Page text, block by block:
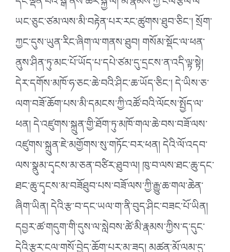
ཡང་ཅུང་ཙམ་ལས་མི་བརྟེན་པར་རང་ཚུགས་ཐུབ་ཅིང༌། སྲོག་
ཀྱང་དུས་ཡུན་རིང་ཞིག་ལ་གནས་ཐུབ། གསོམ་སྡོང་ལ་ཕན་
ནུས་ཤིན་ཏུ་མང་པོ་ཡོད་པ་དཔེ་ཙམ་དུ་དྲངས་ན་འདི་ལྟ་སྟེ།
དེར་དགོས་མཁོ་ཧ་ཅང་ཆེ་བའི་ཤིང་ཆ་ཡོད་ཅིང༌། དེ་ཡིས་ཅ་
ལག་བཟོ་ཆོག་པས་མི་དམངས་ཀྱི་འཚོ་བའི་ལོངས་སྤྱོད་ལ་
ཕན། དེ་འཛུགས་སྐྲུན་གྱི་ཐོག་ཏུ་མཁོ་གལ་ཆེ་བས་བཟོ་ལས་
འཛུགས་སྐྲུན་ཇེ་མགྱོགས་སུ་གཏོང་བར་ཕན། དེའི་ལོ་འདབ་
ལས་སྣུམ་དྭངས་མ་ཅན་བཙིར་ཐུབ་ལ། ཁུ་བ་ལས་ཐང་ཆུ་དང་
ཐང་ཆུ་དྭངས་མ་བཟོཐུབ་པས་བཟོ་ལས་ཀྱི་རྒྱུ་ཆ་གལ་ཆེན་
ཞིག་ཡིན། དེའི་རྩ་བ་དང་ཡལ་ག་ནི་བུད་ཤིང་བཟང་པོ་ཡིན།
དབྱར་ཚ་གདུག་གི་དུས་ལ་སླེབས་ཚེ་མི་རྣམས་ཀྱིས་ད་དུང་